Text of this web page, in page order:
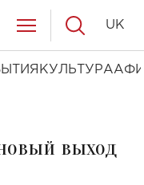
КУЛЬТУРА
UK
выход